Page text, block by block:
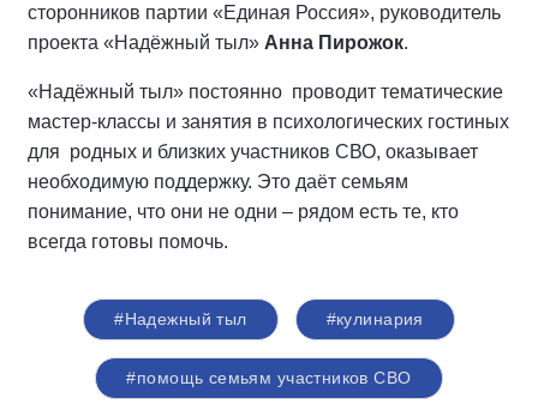
сторонников партии «Единая Россия», руководитель
проекта «Надёжный тыл» Анна Пирожок.
«Надёжный тыл» постоянно проводит тематические
мастер-классы и занятия в психологических гостиных
для родных и близких участников СВО, оказывает
необходимую поддержку. Это даёт семьям
понимание, что они не одни – рядом есть те, кто
всегда готовы помочь.
#Надежный тыл #кулинария
#помощь семьям участников СВО